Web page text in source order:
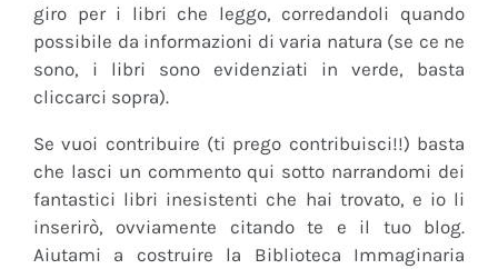
giro per i libri che leggo, corredandoli quando
possibile da informazioni di varia natura (se ce ne
sono, i libri sono evidenziati in verde, basta
cliccarci sopra).
Se vuoi contribuire (ti prego contribuisci!!) basta
che lasci un commento qui sotto narrandomi dei
fantastici libri inesistenti che hai trovato, e io li
inserirò, ovviamente citando te e il tuo blog.
Aiutami a costruire la Biblioteca Immaginaria